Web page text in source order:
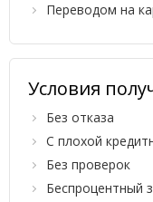
Переводом на
Условия
Без отказа
С плохой
Без проверок
Беспроцентный